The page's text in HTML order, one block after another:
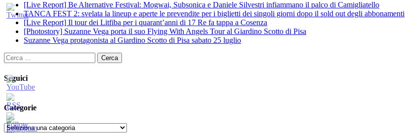
[Live Report] Be Alternative Festival: Mogwai, Subsonica e Daniele Silvestri infiammano il palco di Camigliatello
TANCA FEST 2: svelata la lineup e aperte le prevendite per i biglietti dei singoli giorni dopo il sold out degli abbonamenti
[Live Report] Il tour dei Litfiba per i quarant’anni di 17 Re fa tappa a Cosenza
[Photostory] Suzanne Vega porta il suo Flying With Angels Tour al Giardino Scotto di Pisa
Suzanne Vega protagonista al Giardino Scotto di Pisa sabato 25 luglio
Ricerca
per:
Seguici
Categorie
Categorie